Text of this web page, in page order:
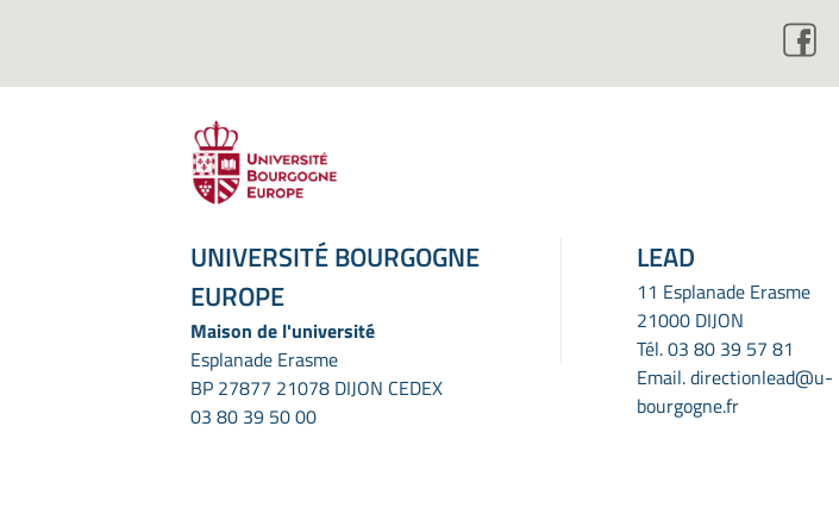
UNIVERSITÉ BOURGOGNE
EUROPE
Maison de l'université
Esplanade Erasme
BP 27877 21078 DIJON CEDEX
03 80 39 50 00
LEAD
11 Esplanade Erasme
21000 DIJON
Tél.03 80 39 57 81
Email.directionlead@u-
bourgogne.fr